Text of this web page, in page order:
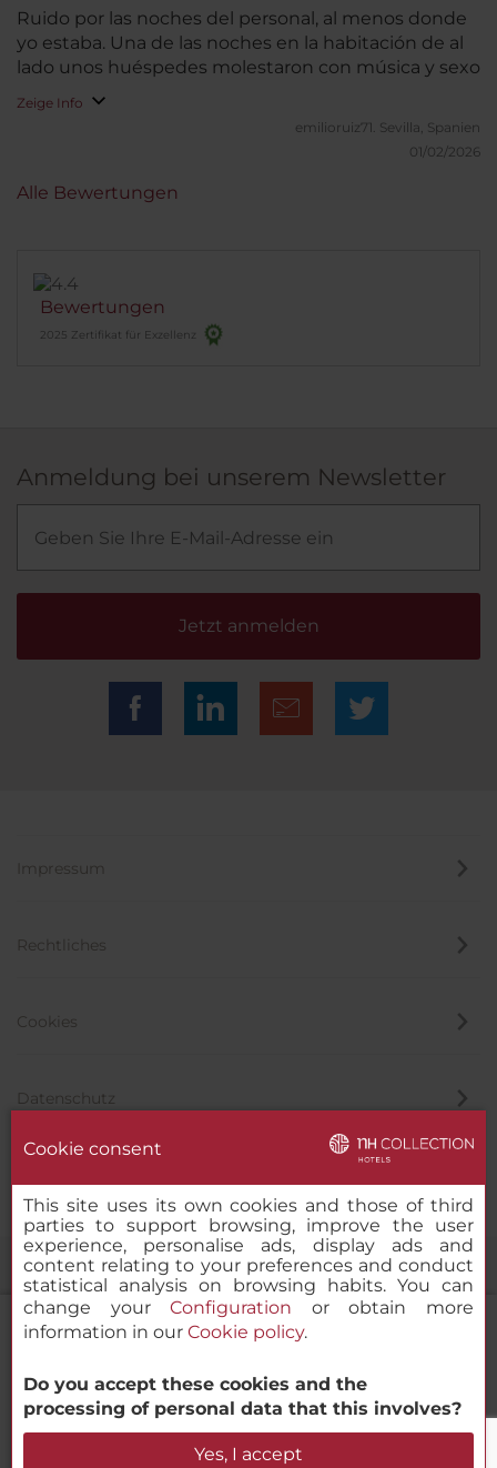
NH Collection Medellín Royal
Verfügbarkeit prüfen
En conjunto, es un hotel que transmite
organización, profesionalidad y cuidado por el
cliente. Sin duda volvería.
Ruido por las noches del personal, al menos donde
yo estaba. Una de las noches en la habitación de al
lado unos huéspedes molestaron con música y sexo
Zeige Info
emilioruiz71. Sevilla, Spanien
01/02/2026
Bewertungen
2025 Zertifikat für Exzellenz
Alle Bewertungen
Anmeldung bei unserem Newsletter
Jetzt anmelden
Impressum
Rechtliches
Cookies
Datenschutz
© 2000 – 2026 MINOR HOTELS EUROPE & AMERICAS Santa Engracia
120. 28003 Madrid, Spanien
Cookie consent
This site uses its own cookies and those of third
parties to support browsing, improve the user
experience, personalise ads, display ads and
content relating to your preferences and conduct
statistical analysis on browsing habits. You can
change yourConfiguration or obtain more
information in our Cookie policy.
Do you accept these cookies and the
processing of personal data that this involves?
Yes, I accept